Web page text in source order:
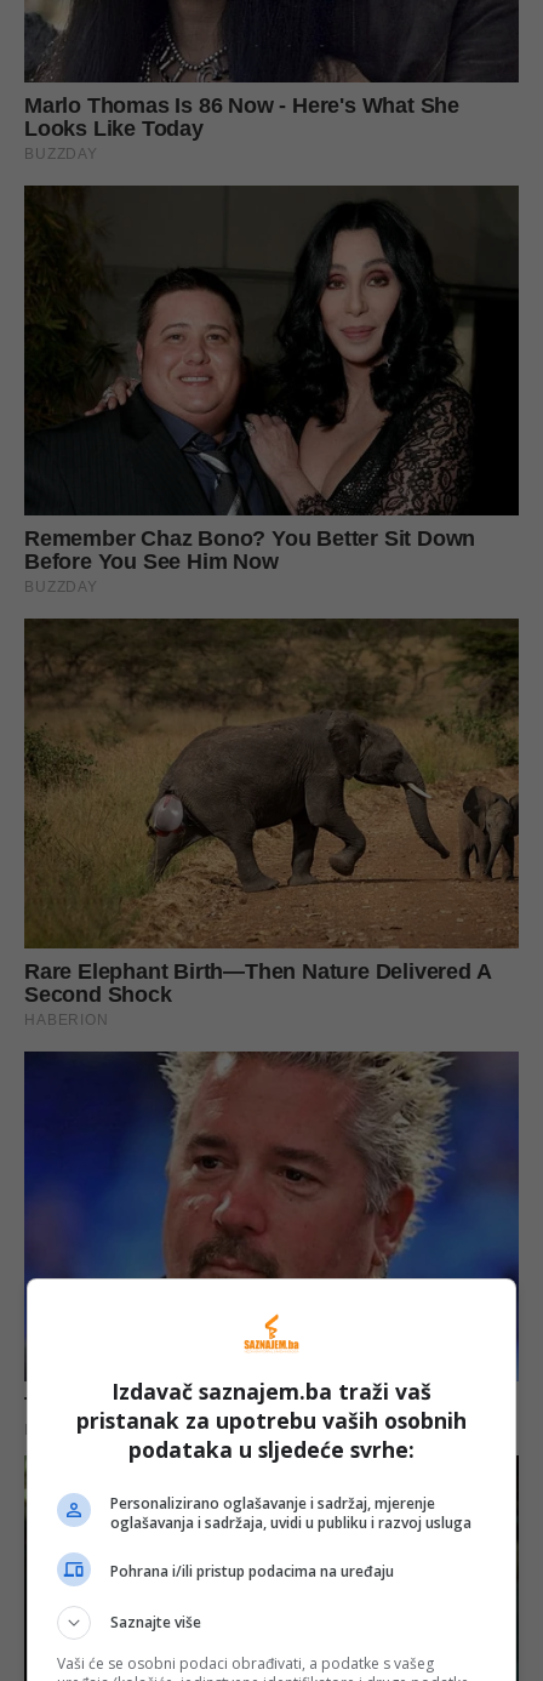
Izdavač saznajem.ba traži vaš
pristanak za upotrebu vaših osobnih
podataka u sljedeće svrhe:
Personalizirano oglašavanje i sadržaj, mjerenje
oglašavanja i sadržaja, uvidi u publiku i razvoj usluga
Pohrana i/ili pristup podacima na uređaju
Saznajte više
Vaši će se osobni podaci obrađivati, a podatke s vašeg